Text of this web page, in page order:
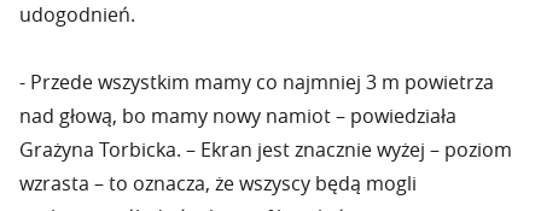
udogodnień.
- Przede wszystkim mamy co najmniej 3 m powietrza
nad głową, bo mamy nowy namiot – powiedziała
Grażyna Torbicka. – Ekran jest znacznie wyżej – poziom
wzrasta – to oznacza, że wszyscy będą mogli